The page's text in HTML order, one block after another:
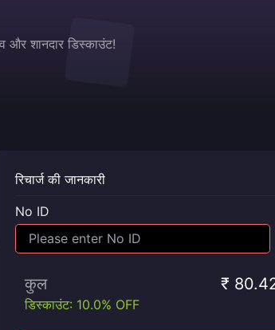
शानदार डिस्काउंट!
रिचार्ज की जानकारी
No ID
कुल ₹
डिस्काउंट: 10.0% OFF